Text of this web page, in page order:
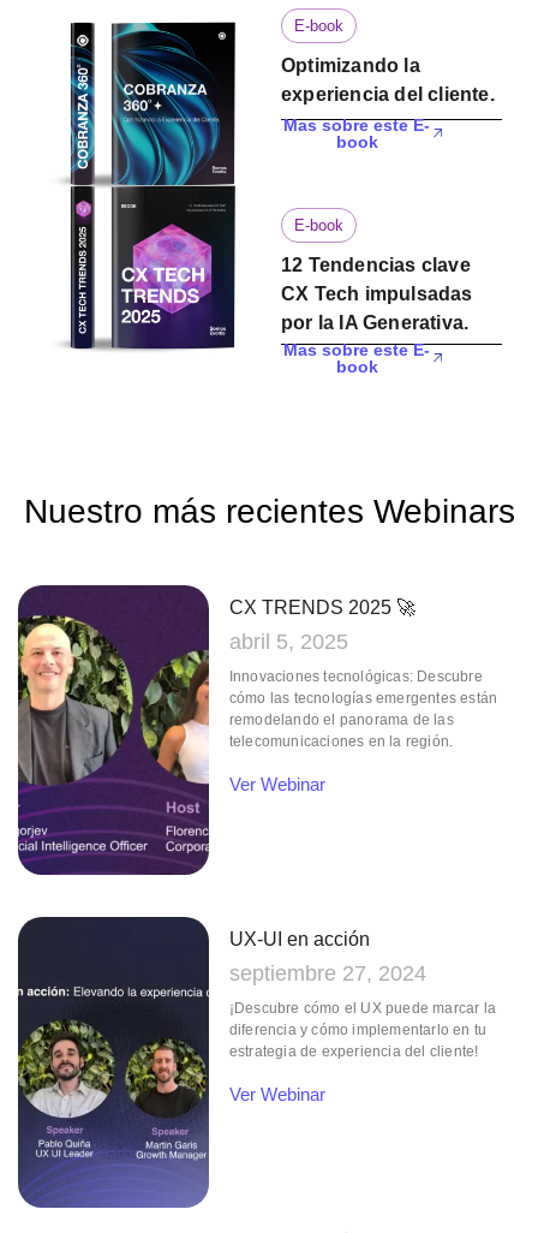
E-book
Optimizando la
experiencia del cliente.
Mas sobre este E-
book
E-book
12 Tendencias clave
CX Tech impulsadas
por la IA Generativa.
Mas sobre este E-
book
Nuestro más recientes Webinars
CX TRENDS 2025 🚀
abril 5, 2025
Innovaciones tecnológicas: Descubre
cómo las tecnologías emergentes están
remodelando el panorama de las
telecomunicaciones en la región.
Ver Webinar
UX-UI en acción
septiembre 27, 2024
¡Descubre cómo el UX puede marcar la
diferencia y cómo implementarlo en tu
estrategia de experiencia del cliente!
Ver Webinar